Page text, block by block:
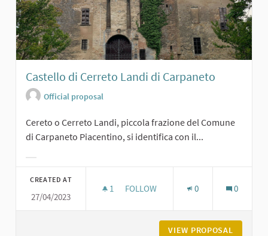
Castello di Cerreto Landi di Carpaneto
Official proposal
Cereto o Cerreto Landi, piccola frazione del Comune
di Carpaneto Piacentino, si identifica con il...
CREATED AT
27/04/2023
1 1 FOLLOWER
FOLLOW 0 0
VIEW PROPOSAL